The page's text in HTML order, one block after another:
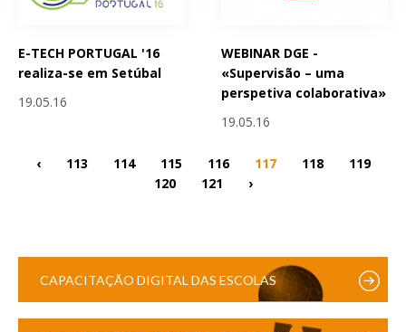
E-TECH PORTUGAL '16
realiza-se em Setúbal
19.05.16
WEBINAR DGE -
«Supervisão – uma
perspetiva colaborativa»
19.05.16
‹ 113 114 115 116 117 118
119
120
121 ›
CAPACITAÇÃO DIGITAL DAS ESCOLAS